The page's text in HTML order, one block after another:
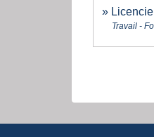
Travail -